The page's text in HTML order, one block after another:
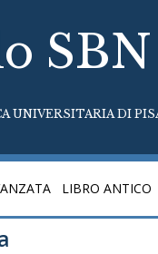
SBN
UNIVERSITARIA DI
LIBRO ANTICO